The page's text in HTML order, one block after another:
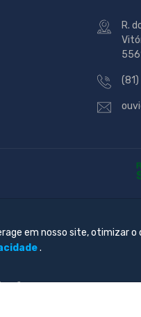
R.
em nosso site, otimizar o
.